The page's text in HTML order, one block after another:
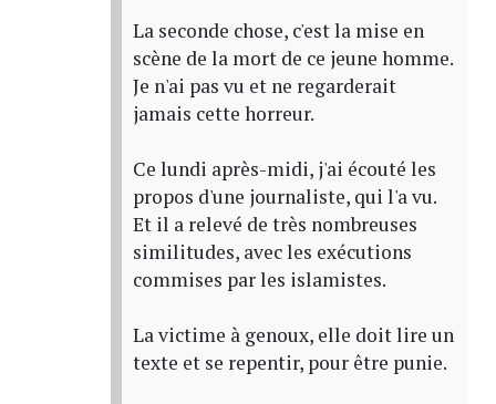
La seconde chose, c'est la mise en
scène de la mort de ce jeune homme.
Je n'ai pas vu et ne regarderait
jamais cette horreur.
Ce lundi après-midi, j'ai écouté les
propos d'une journaliste, qui l'a vu.
Et il a relevé de très nombreuses
similitudes, avec les exécutions
commises par les islamistes.
La victime à genoux, elle doit lire un
texte et se repentir, pour être punie.